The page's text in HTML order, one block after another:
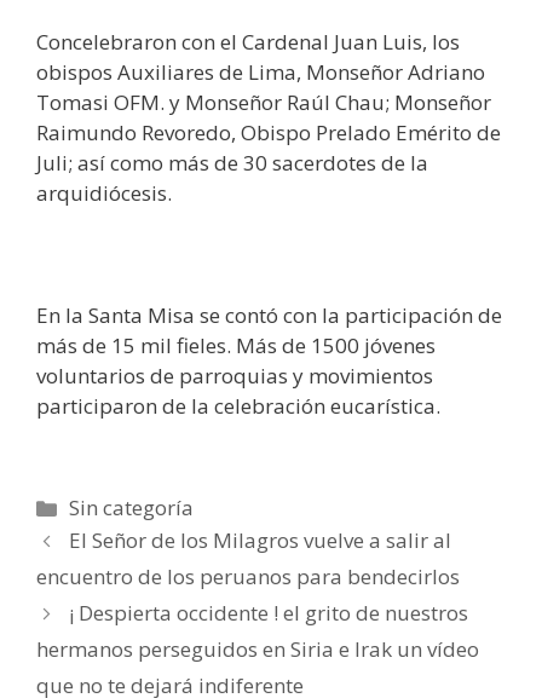
Concelebraron con el Cardenal Juan Luis, los
obispos Auxiliares de Lima, Monseñor Adriano
Tomasi OFM. y Monseñor Raúl Chau; Monseñor
Raimundo Revoredo, Obispo Prelado Emérito de
Juli; así como más de 30 sacerdotes de la
arquidiócesis.
En la Santa Misa se contó con la participación de
más de 15 mil fieles. Más de 1500 jóvenes
voluntarios de parroquias y movimientos
participaron de la celebración eucarística.
Categorías
Sin categoría
El Señor de los Milagros vuelve a salir al
encuentro de los peruanos para bendecirlos
¡ Despierta occidente ! el grito de nuestros
hermanos perseguidos en Siria e Irak un vídeo
que no te dejará indiferente